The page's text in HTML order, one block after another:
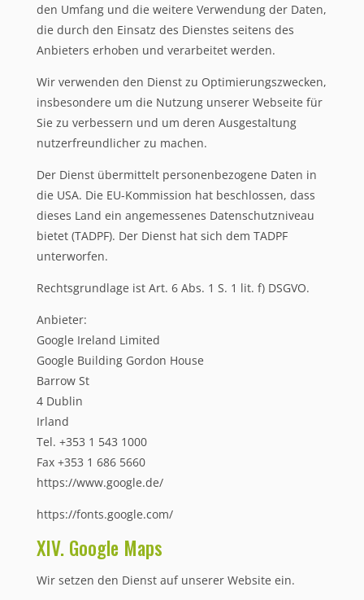
den Umfang und die weitere Verwendung der Daten,
die durch den Einsatz des Dienstes seitens des
Anbieters erhoben und verarbeitet werden.
Wir verwenden den Dienst zu Optimierungszwecken,
insbesondere um die Nutzung unserer Webseite für
Sie zu verbessern und um deren Ausgestaltung
nutzerfreundlicher zu machen.
Der Dienst übermittelt personenbezogene Daten in
die USA. Die EU-Kommission hat beschlossen, dass
dieses Land ein angemessenes Datenschutzniveau
bietet (TADPF). Der Dienst hat sich dem TADPF
unterworfen.
Rechtsgrundlage ist Art. 6 Abs. 1 S. 1 lit. f) DSGVO.
Anbieter:
Google Ireland Limited
Google Building Gordon House
Barrow St
4 Dublin
Irland
Tel. +353 1 543 1000
Fax +353 1 686 5660
https://www.google.de/
https://fonts.google.com/
XIV. Google Maps
Wir setzen den Dienst auf unserer Website ein.